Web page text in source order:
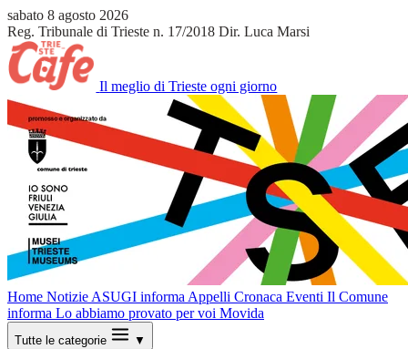
sabato 8 agosto 2026
Reg. Tribunale di Trieste n. 17/2018 Dir. Luca Marsi
Il meglio di Trieste ogni giorno
Home Notizie ASUGI informa Appelli Cronaca Eventi Il Comune
informa Lo abbiamo provato per voi Movida
Tutte le categorie ▼